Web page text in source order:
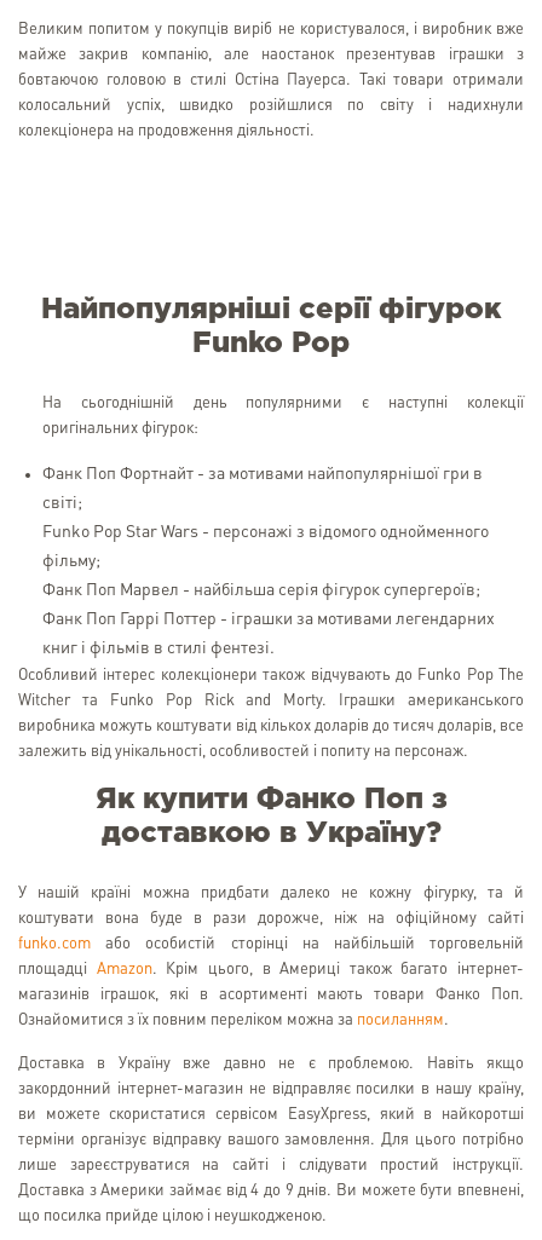
Великим попитом у покупців виріб не користувалося, і виробник вже
майже закрив компанію, але наостанок презентував іграшки з
бовтаючою головою в стилі Остіна Пауерса. Такі товари отримали
колосальний успіх, швидко розійшлися по світу і надихнули
колекціонера на продовження діяльності.
Найпопулярніші серії фігурок
Funko Pop
На сьогоднішній день популярними є наступні колекції
оригінальних фігурок:
Фанк Поп Фортнайт - за мотивами найпопулярнішої гри в
світі;
Funko Pop Star Wars - персонажі з відомого однойменного
фільму;
Фанк Поп Марвел - найбільша серія фігурок супергероїв;
Фанк Поп Гаррі Поттер - іграшки за мотивами легендарних
книг і фільмів в стилі фентезі.
Особливий інтерес колекціонери також відчувають до Funko Pop The
Witcher та Funko Pop Rick and Morty. Іграшки американського
виробника можуть коштувати від кількох доларів до тисяч доларів, все
залежить від унікальності, особливостей і попиту на персонаж.
Як купити Фанко Поп з
доставкою в Україну?
У нашій країні можна придбати далеко не кожну фігурку, та й
коштувати вона буде в рази дорожче, ніж на офіційному сайті
funko.com або особистій сторінці на найбільшій торговельній
площадці Amazon. Крім цього, в Америці також багато інтернет-
магазинів іграшок, які в асортименті мають товари Фанко Поп.
Ознайомитися з їх повним переліком можна за посиланням.
Доставка в Україну вже давно не є проблемою. Навіть якщо
закордонний інтернет-магазин не відправляє посилки в нашу країну,
ви можете скористатися сервісом EasyXpress, який в найкоротші
терміни організує відправку вашого замовлення. Для цього потрібно
лише зареєструватися на сайті і слідувати простий інструкції.
Доставка з Америки займає від 4 до 9 днів. Ви можете бути впевнені,
що посилка прийде цілою і неушкодженою.